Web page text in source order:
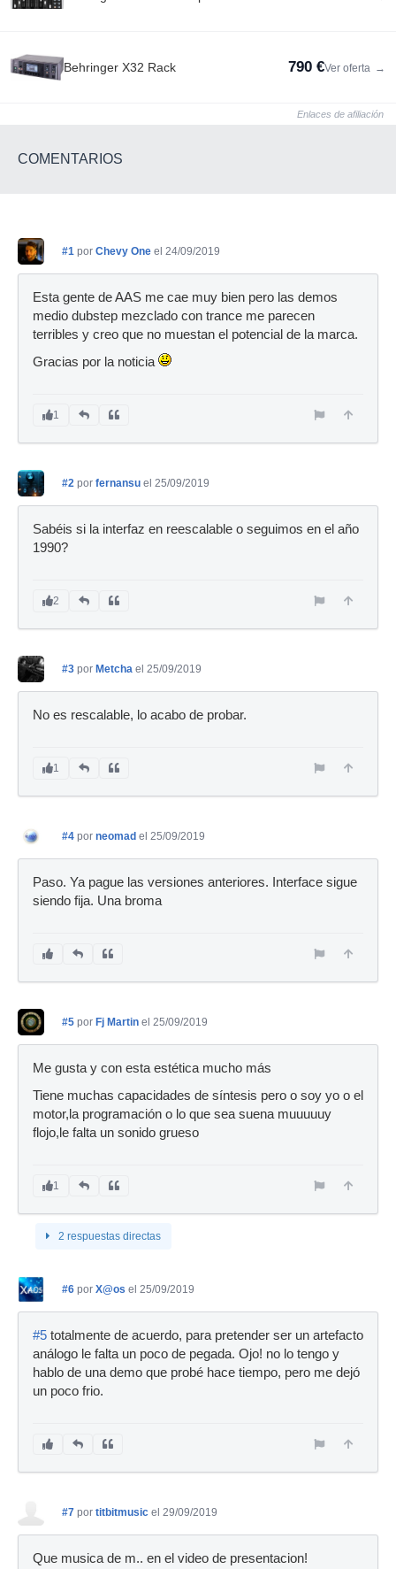
Behringer X32 Rack 790 €Ver oferta →
Enlaces de afiliación
COMENTARIOS
#1 por Chevy One el 24/09/2019
Esta gente de AAS me cae muy bien pero las demos
medio dubstep mezclado con trance me parecen
terribles y creo que no muestan el potencial de la marca.
Gracias por la noticia
1
#2 por fernansu el 25/09/2019
Sabéis si la interfaz en reescalable o seguimos en el año
1990?
2
#3 por Metcha el 25/09/2019
No es rescalable, lo acabo de probar.
1
#4 por neomad el 25/09/2019
Paso. Ya pague las versiones anteriores. Interface sigue
siendo fija. Una broma
#5 por Fj Martin el 25/09/2019
Me gusta y con esta estética mucho más
Tiene muchas capacidades de síntesis pero o soy yo o el
motor,la programación o lo que sea suena muuuuuy
flojo,le falta un sonido grueso
1
2 respuestas directas
#6 por X@os el 25/09/2019
#5 totalmente de acuerdo, para pretender ser un artefacto
análogo le falta un poco de pegada. Ojo! no lo tengo y
hablo de una demo que probé hace tiempo, pero me dejó
un poco frio.
#7 por titbitmusic el 29/09/2019
Que musica de m.. en el video de presentacion!